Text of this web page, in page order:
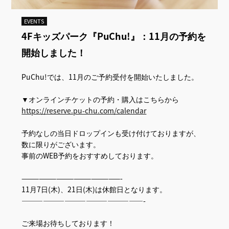
EVENTS
4Fキッズパーク『PuChu!』：11月の予約を
開始しました！
PuChu!では、11月のご予約受付を開始いたしました。
▼オンラインチケットの予約・購入はこちらから
https://reserve.pu-chu.com/calendar
予約なしの当日ドロップインも受け付けておりますが、
数に限りがございます。
事前のWEB予約をおすすめしております。
—————————————————-
11月7日(木)、21日(木)は休館日となります。
—————————————————-
ご来場お待ちしております！